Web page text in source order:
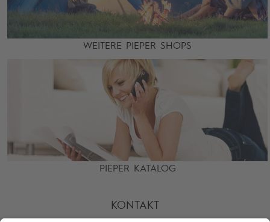
WEITERE PIEPER SHOPS
PIEPER KATALOG
KONTAKT